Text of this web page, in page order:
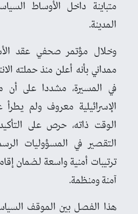
متباينة داخل الأوساط
المدينة.
وخلال مؤتمر صحفي عقد
ممداني بأنه أعلن منذ حملته
في المسيرة، مشددا على أن
الإسرائيلية معروف ولم يطرأ
الوقت ذاته، حرص على
التقصير في المسؤوليات
ترتيبات أمنية واسعة لضمان
آمنة ومنظمة.
هذا الفصل بين الموقف